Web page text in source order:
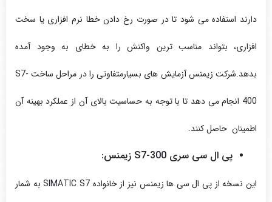
دارند استفاده می شود تا در صورت رخ دادن خطا نرم افزاری یا سخت
افزاری، بتواند مناسب ترین واکنش را به خطای به وجود آمده
بدهد.شرکت زیمنس آزمایش های بسیارمتفاوتی را در مراحل ساخت S7-
400 انجام می دهد تا با توجه به حساسیت بالای آن از عملکرد بهینه آن
اطمینان حاصل کنند.
پی ال سی سری S7-300 زیمنس:
این نسخه از پی ال سی ها زیمنس نیز از خانواده SIMATIC S7 به شمار